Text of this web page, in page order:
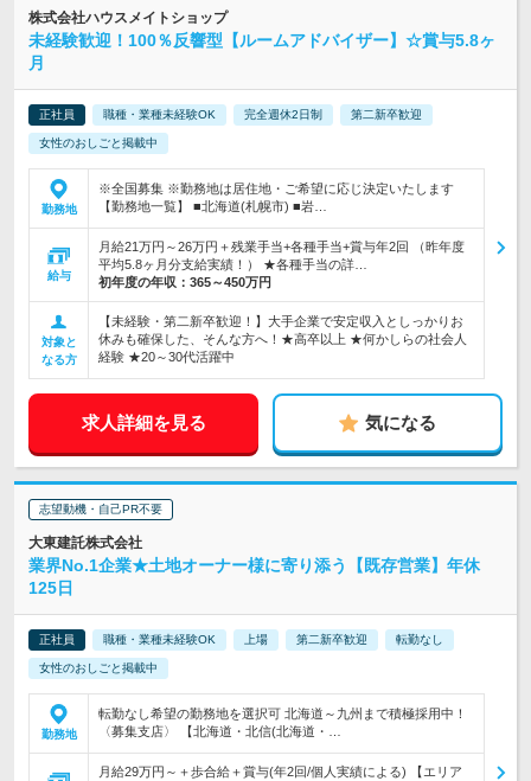
株式会社ハウスメイトショップ
未経験歓迎！100％反響型【ルームアドバイザー】☆賞与5.8ヶ
月
正社員 職種・業種未経験OK 完全週休2日制 第二新卒歓迎
女性のおしごと掲載中
勤務地
※全国募集 ※勤務地は居住地・ご希望に応じ決定いたします
【勤務地一覧】 ■北海道(札幌市) ■岩…
給与
月給21万円～26万円＋残業手当+各種手当+賞与年2回 （昨年度
平均5.8ヶ月分支給実績！） ★各種手当の詳…
初年度の年収： 365～450万円
対象と
なる方
【未経験・第二新卒歓迎！】大手企業で安定収入としっかりお
休みも確保した、そんな方へ！★高卒以上 ★何かしらの社会人
経験 ★20～30代活躍中
求人詳細を見る 気になる
志望動機・自己PR不要
大東建託株式会社
業界No.1企業★土地オーナー様に寄り添う【既存営業】年休
125日
正社員 職種・業種未経験OK 上場 第二新卒歓迎 転勤なし
女性のおしごと掲載中
勤務地
転勤なし希望の勤務地を選択可 北海道～九州まで積極採用中！
〈募集支店〉 【北海道・北信(北海道・…
月給29万円～＋歩合給＋賞与(年2回/個人実績による) 【エリア